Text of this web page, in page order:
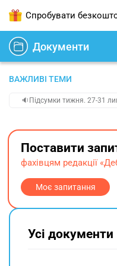
Спробувати
Документи
ВАЖЛИВІ ТЕМИ
🔉Підсумки тижня. 27-31
Поставити
фахівцям редакції
Моє запитання
Усі документи